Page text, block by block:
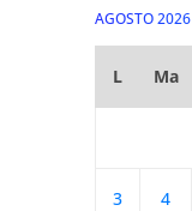
AGOSTO 2026
L Ma
3 4